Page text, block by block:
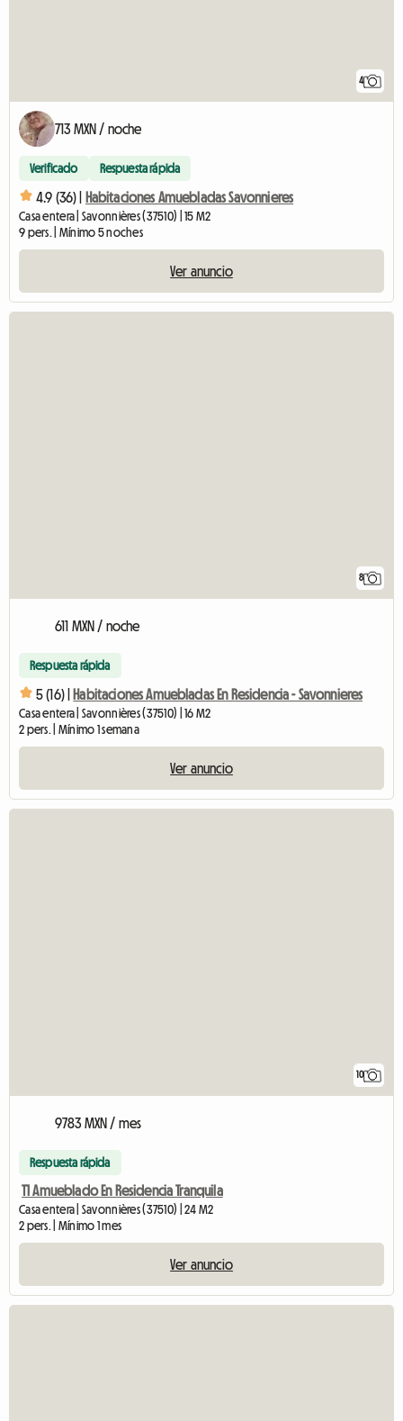
4
713 MXN / noche
Verificado Respuesta rápida
4.9 (36) | Habitaciones Amuebladas Savonnieres
Casa entera | Savonnières (37510) | 15 M2
9 pers. | Mínimo 5 noches
Ver anuncio
8
611 MXN / noche
Respuesta rápida
5 (16) | Habitaciones Amuebladas En Residencia - Savonnieres
Casa entera | Savonnières (37510) | 16 M2
2 pers. | Mínimo 1 semana
Ver anuncio
10
9783 MXN / mes
Respuesta rápida
T1 Amueblado En Residencia Tranquila
Casa entera | Savonnières (37510) | 24 M2
2 pers. | Mínimo 1 mes
Ver anuncio